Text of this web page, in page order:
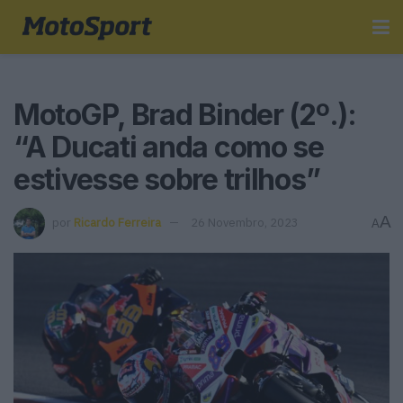
MotoGP, Brad Binder (2º.):
“A Ducati anda como se
estivesse sobre trilhos”
por Ricardo Ferreira 26 Novembro, 2023 AA